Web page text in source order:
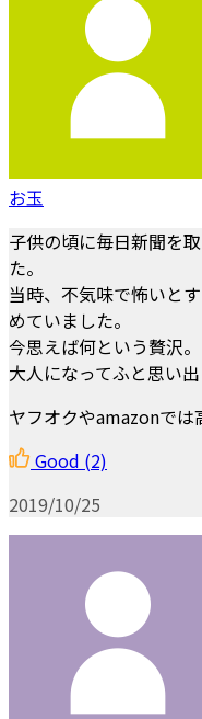
お玉
子供の頃に毎日新聞を
た。
当時、不気味で怖いと
めていました。
今思えば何という贅沢。
大人になってふと思い
ヤフオクやamazonでは
Good (2)
2019/10/25